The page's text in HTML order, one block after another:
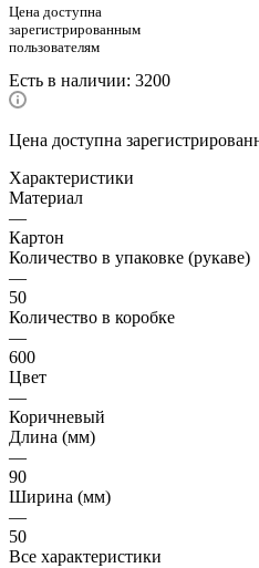
Цена доступна
зарегистрированным
пользователям
Есть в наличии: 3200
Цена доступна
Характеристики
Материал
—
Картон
Количество в упаковке (рукаве)
—
50
Количество в коробке
—
600
Цвет
—
Коричневый
Длина (мм)
—
90
Ширина (мм)
—
50
Все характеристики